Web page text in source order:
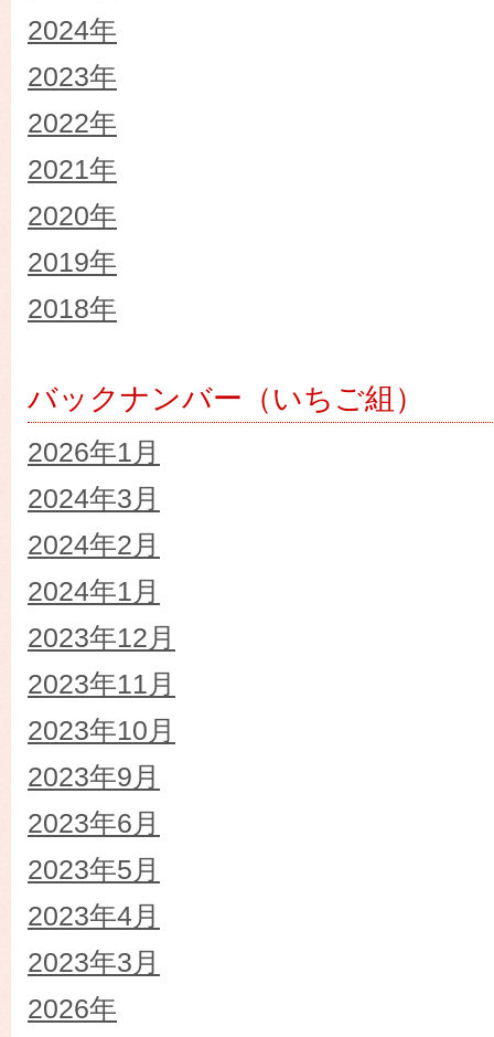
2024年
2023年
2022年
2021年
2020年
2019年
2018年
バックナンバー（いちご組）
2026年1月
2024年3月
2024年2月
2024年1月
2023年12月
2023年11月
2023年10月
2023年9月
2023年6月
2023年5月
2023年4月
2023年3月
2026年